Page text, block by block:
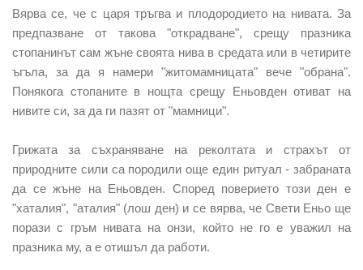
Вярва се, че с царя тръгва и плодородието на нивата. За
предпазване от такова "открадване", срещу празника
стопанинът сам жъне своята нива в средата или в четирите
ъгъла, за да я намери "житомамницата" вече "обрана".
Понякога стопаните в нощта срещу Еньовден отиват на
нивите си, за да ги пазят от "мамници".
Грижата за съхраняване на реколтата и страхът от
природните сили са породили още един ритуал - забраната
да се жъне на Еньовден. Според поверието този ден е
"хаталия", "аталия" (лош ден) и се вярва, че Свети Еньо ще
порази с гръм нивата на онзи, който не го е уважил на
празника му, а е отишъл да работи.